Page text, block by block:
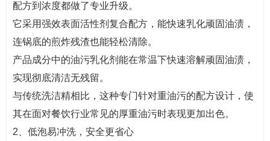
配方到浓度都做了专业升级。
它采用强效表面活性剂复合配方，能快速乳化顽固油渍，
连锅底的煎炸残渣也能轻松清除。
产品成分中的油污乳化剂能在常温下快速溶解顽固油渍，
实现彻底清洁无残留。
与传统洗洁精相比，这种专门针对重油污的配方设计，使
其在面对餐饮行业常见的厚重油污时表现更加出色。
2、低泡易冲洗，安全更省心